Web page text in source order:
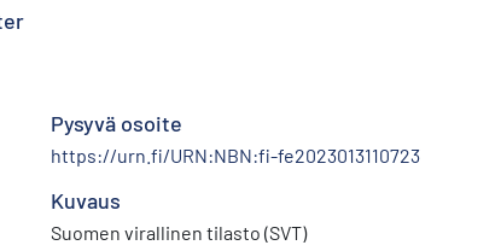
Pysyvä osoite
https://urn.fi/URN:NBN:fi-fe2023013110723
Kuvaus
Suomen virallinen tilasto (SVT)